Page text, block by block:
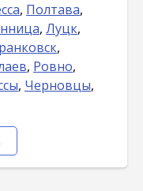
, Полтава,
, Луцк,
,
, Ровно,
, Черновцы,